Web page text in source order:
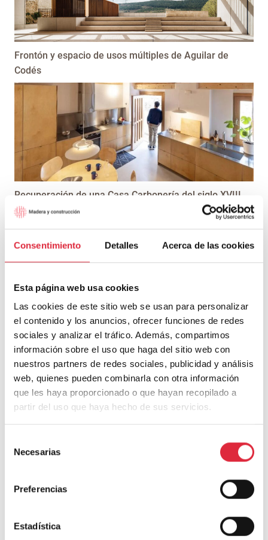
Consentimiento Detalles Acerca de las cookies
Esta página web usa cookies
Las cookies de este sitio web se usan para personalizar
el contenido y los anuncios, ofrecer funciones de redes
sociales y analizar el tráfico. Además, compartimos
información sobre el uso que haga del sitio web con
nuestros partners de redes sociales, publicidad y análisis
web, quienes pueden combinarla con otra información
que les haya proporcionado o que hayan recopilado a
partir del uso que haya hecho de sus servicios.
Necesarias
Preferencias
Estadística
Frontón y espacio de usos múltiples de Aguilar de
Codés
Recuperación de una Casa Carbonería del siglo XVIII
Casa S
Deja una respuesta